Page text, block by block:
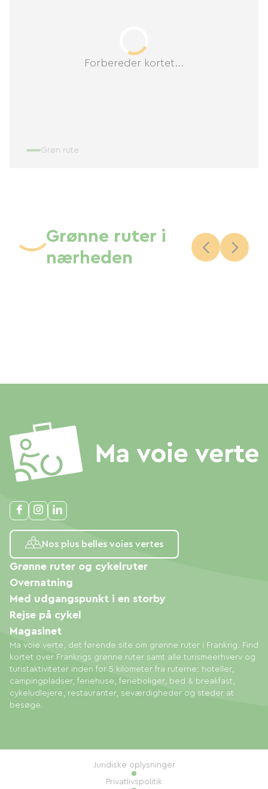
Forbereder kortet...
Grøn rute
Grønne ruter i
nærheden
Nos plus belles voies vertes
Ma voie verte, det førende site om grønne ruter i Frankrig. Find
kortet over Frankrigs grønne ruter samt alle turismeerhverv og
turistaktiviteter inden for 5 kilometer fra ruterne: hoteller,
campingpladser, feriehuse, ferieboliger, bed & breakfast,
cykeludlejere, restauranter, seværdigheder og steder at
besøge.
Grønne ruter og cykelruter
Overnatning
Med udgangspunkt i en storby
Rejse på cykel
Magasinet
Juridiske oplysninger
Privatlivspolitik